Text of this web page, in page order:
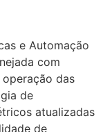
e Automação
com
das
de
atualizadas
de